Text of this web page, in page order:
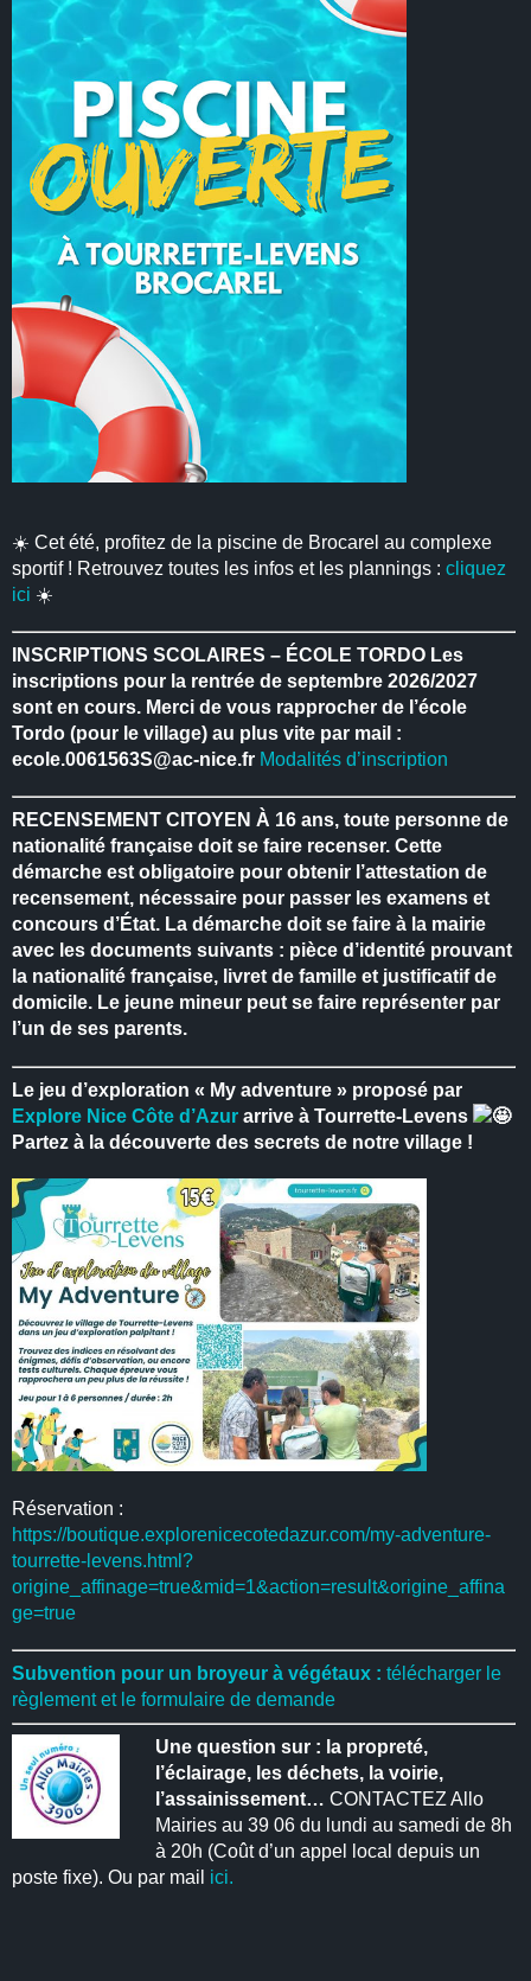
☀️ Cet été, profitez de la piscine de Brocarel au complexe
sportif ! Retrouvez toutes les infos et les plannings :cliquez
ici ☀️
INSCRIPTIONS SCOLAIRES – ÉCOLE TORDO Les
inscriptions pour la rentrée de septembre 2026/2027
sont en cours. Merci de vous rapprocher de l’école
Tordo (pour le village) au plus vite par mail :
ecole.0061563S@ac-nice.fr Modalités d’inscription
RECENSEMENT CITOYEN À 16 ans, toute personne de
nationalité française doit se faire recenser. Cette
démarche est obligatoire pour obtenir l’attestation de
recensement, nécessaire pour passer les examens et
concours d’État. La démarche doit se faire à la mairie
avec les documents suivants : pièce d’identité prouvant
la nationalité française, livret de famille et justificatif de
domicile. Le jeune mineur peut se faire représenter par
l’un de ses parents.
Le jeu d’exploration « My adventure » proposé par
Explore Nice Côte d’Azur arrive à Tourrette-Levens
Partez à la découverte des secrets de notre village !
Réservation :
https://boutique.explorenicecotedazur.com/my-adventure-
tourrette-levens.html?
origine_affinage=true&mid=1&action=result&origine_affina
ge=true
Subvention pour un broyeur à végétaux : télécharger le
règlement et le formulaire de demande
Une question sur : la propreté,
l’éclairage, les déchets, la voirie,
l’assainissement… CONTACTEZ Allo
Mairies au 39 06 du lundi au samedi de 8h
à 20h (Coût d’un appel local depuis un
poste fixe). Ou par mail ici.